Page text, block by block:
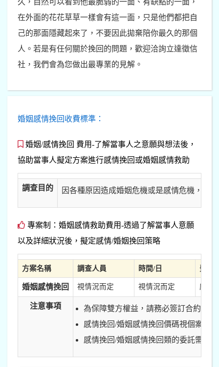
在外面的花花草草一樣會有這一面，只是他們都把自
己的那面隱藏起來了，不要因此拋棄陪你最久的那個
人。若是有任何關於挽回的問題，歡迎洽詢立達徵信
社，我們會為您做出最專業的見解。
婚姻感情挽回收費標準：
婚姻/感情挽回 費用-了解當事人之意願與想法後，
協助當事人擬定方案進行感情挽回或婚姻感情救助
調查目的 因各種原因造成婚姻危機或是感情危機，需
專案制：婚姻感情救助費用-透過了解當事人意願
以及詳細狀況後，擬定感情/婚姻挽回策略
方案名稱 調查人員 時間/日 費用
婚姻感情挽回 視情況而定 視情況而定 感情
注意事項
為保障雙方權益，請務必簽訂合約。
感情挽回/婚姻感情挽回價碼視個案複
感情挽回/婚姻感情挽回類的委託需要